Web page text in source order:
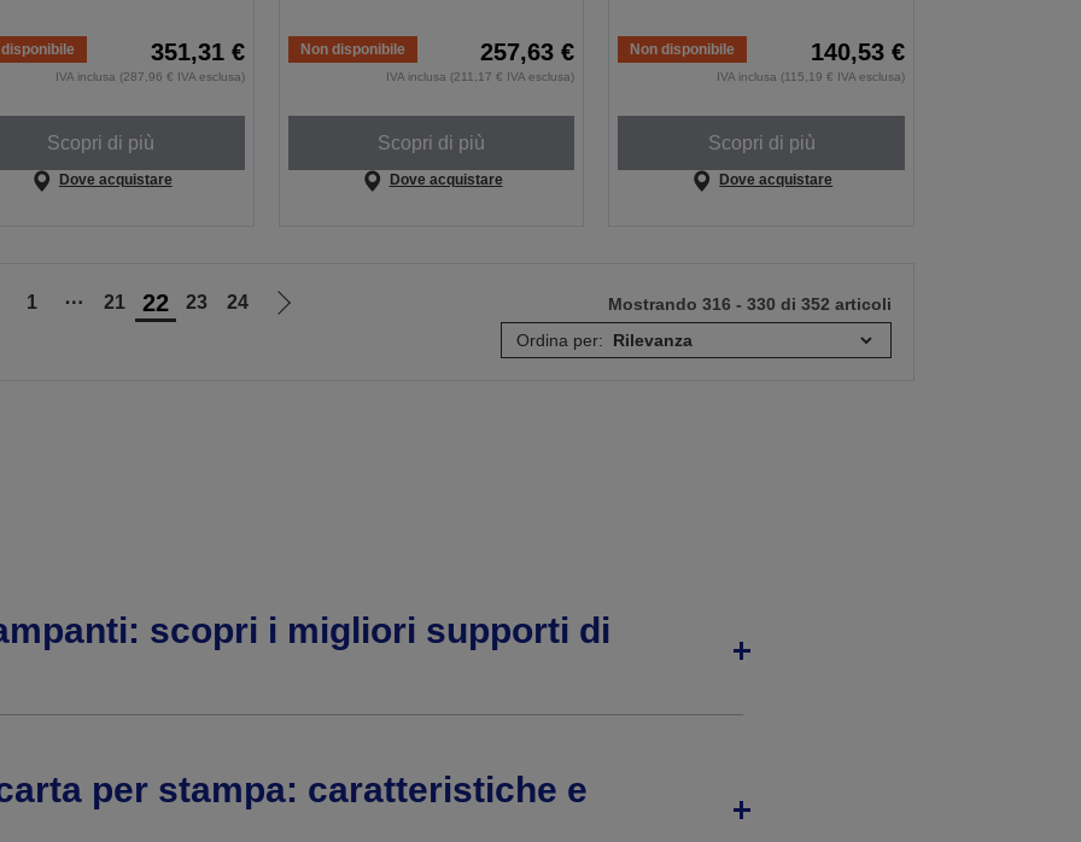
351,31 €
IVA inclusa (287,96 € IVA esclusa)
Scopri di più
Dove acquistare
Non disponibile 257,63 €
IVA inclusa (211,17 € IVA esclusa)
Scopri di più
Dove acquistare
Non disponibile 140,53 €
IVA inclusa (115,19 € IVA esclusa)
Scopri di più
Dove acquistare
1 ⋯ 21 22 23 24
Vai
Mostrando 316 - 330 di 352 articoli
Ordina per:
scopri i migliori supporti di
per stampa: caratteristiche e